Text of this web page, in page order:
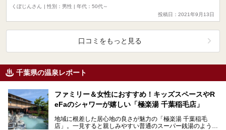
くぼじんさん
| 性別：男性 | 年代：50代～
投稿日：2021年9月13日
口コミをもっと見る
千葉県の温泉レポート
ファミリー＆女性におすすめ！キッズスペースやR
eFaのシャワーが嬉しい「極楽湯 千葉稲毛店」
地域に根差した居心地の良さが魅力の「極楽湯 千葉稲毛
店」。一見すると親しみやすい普通のスーパー銭湯のようで